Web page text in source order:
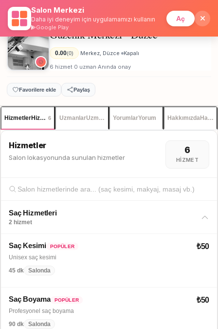
İstanbul Giriş Üye Ol
Anasayfa / Düzce / Güzellik Merkezi - Düzce
Güzellik Merkezi - Düzce
0.00(0) ·Merkez, Düzce· Kapalı
6 hizmet·0 uzman·Anında onay
Favorilere ekle Paylaş
HizmetlerHizmetler
6 UzmanlarUzmanlar YorumlarYorum Hakkımızda
Hizmetler
Salon lokasyonunda sunulan hizmetler
6
HIZMET
Saç Hizmetleri
2 hizmet
Saç Kesimi POPÜLER
Unisex saç kesimi
45 dk
Salonda
₺50
Saç Boyama POPÜLER
Profesyonel saç boyama
90 dk
Salonda
₺50
Salon Merkezi
Daha iyi deneyim için uygulamamızı kullanın
Google Play
Aç